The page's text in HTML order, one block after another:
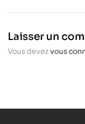
Laisser un
Vous devezvous